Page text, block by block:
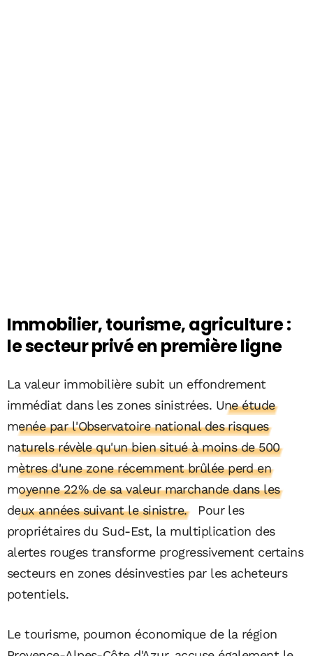
Immobilier, tourisme, agriculture :
le secteur privé en première ligne
La valeur immobilière subit un effondrement
immédiat dans les zones sinistrées. Une étude
menée par l'Observatoire national des risques
naturels révèle qu'un bien situé à moins de 500
mètres d'une zone récemment brûlée perd en
moyenne 22% de sa valeur marchande dans les
deux années suivant le sinistre.
Pour les
propriétaires du Sud-Est, la multiplication des
alertes rouges transforme progressivement certains
secteurs en zones désinvesties par les acheteurs
potentiels.
Le tourisme, poumon économique de la région